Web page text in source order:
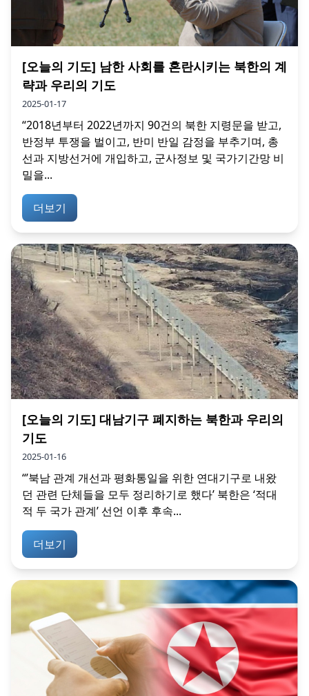
[오늘의 기도] 남한 사회를 혼란시키는 북한의 계
략과 우리의 기도
2025-01-17
“2018년부터 2022년까지 90건의 북한 지령문을 받고,
반정부 투쟁을 벌이고, 반미 반일 감정을 부추기며, 총
선과 지방선거에 개입하고, 군사정보 및 국가기간망 비
밀을...
더보기
[오늘의 기도] 대남기구 폐지하는 북한과 우리의
기도
2025-01-16
“’북남 관계 개선과 평화통일을 위한 연대기구로 내왔
던 관련 단체들을 모두 정리하기로 했다’ 북한은 ‘적대
적 두 국가 관계’ 선언 이후 후속...
더보기